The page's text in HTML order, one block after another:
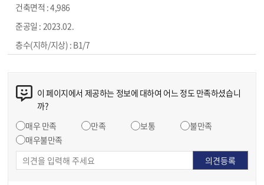
4,986
2023.02.
B1/7
이 페이지에서 제공하는 정보에 대하여 어느 정도 만족하셨습니
까?
매우 만족
만족 보통
불만족
매우불만족